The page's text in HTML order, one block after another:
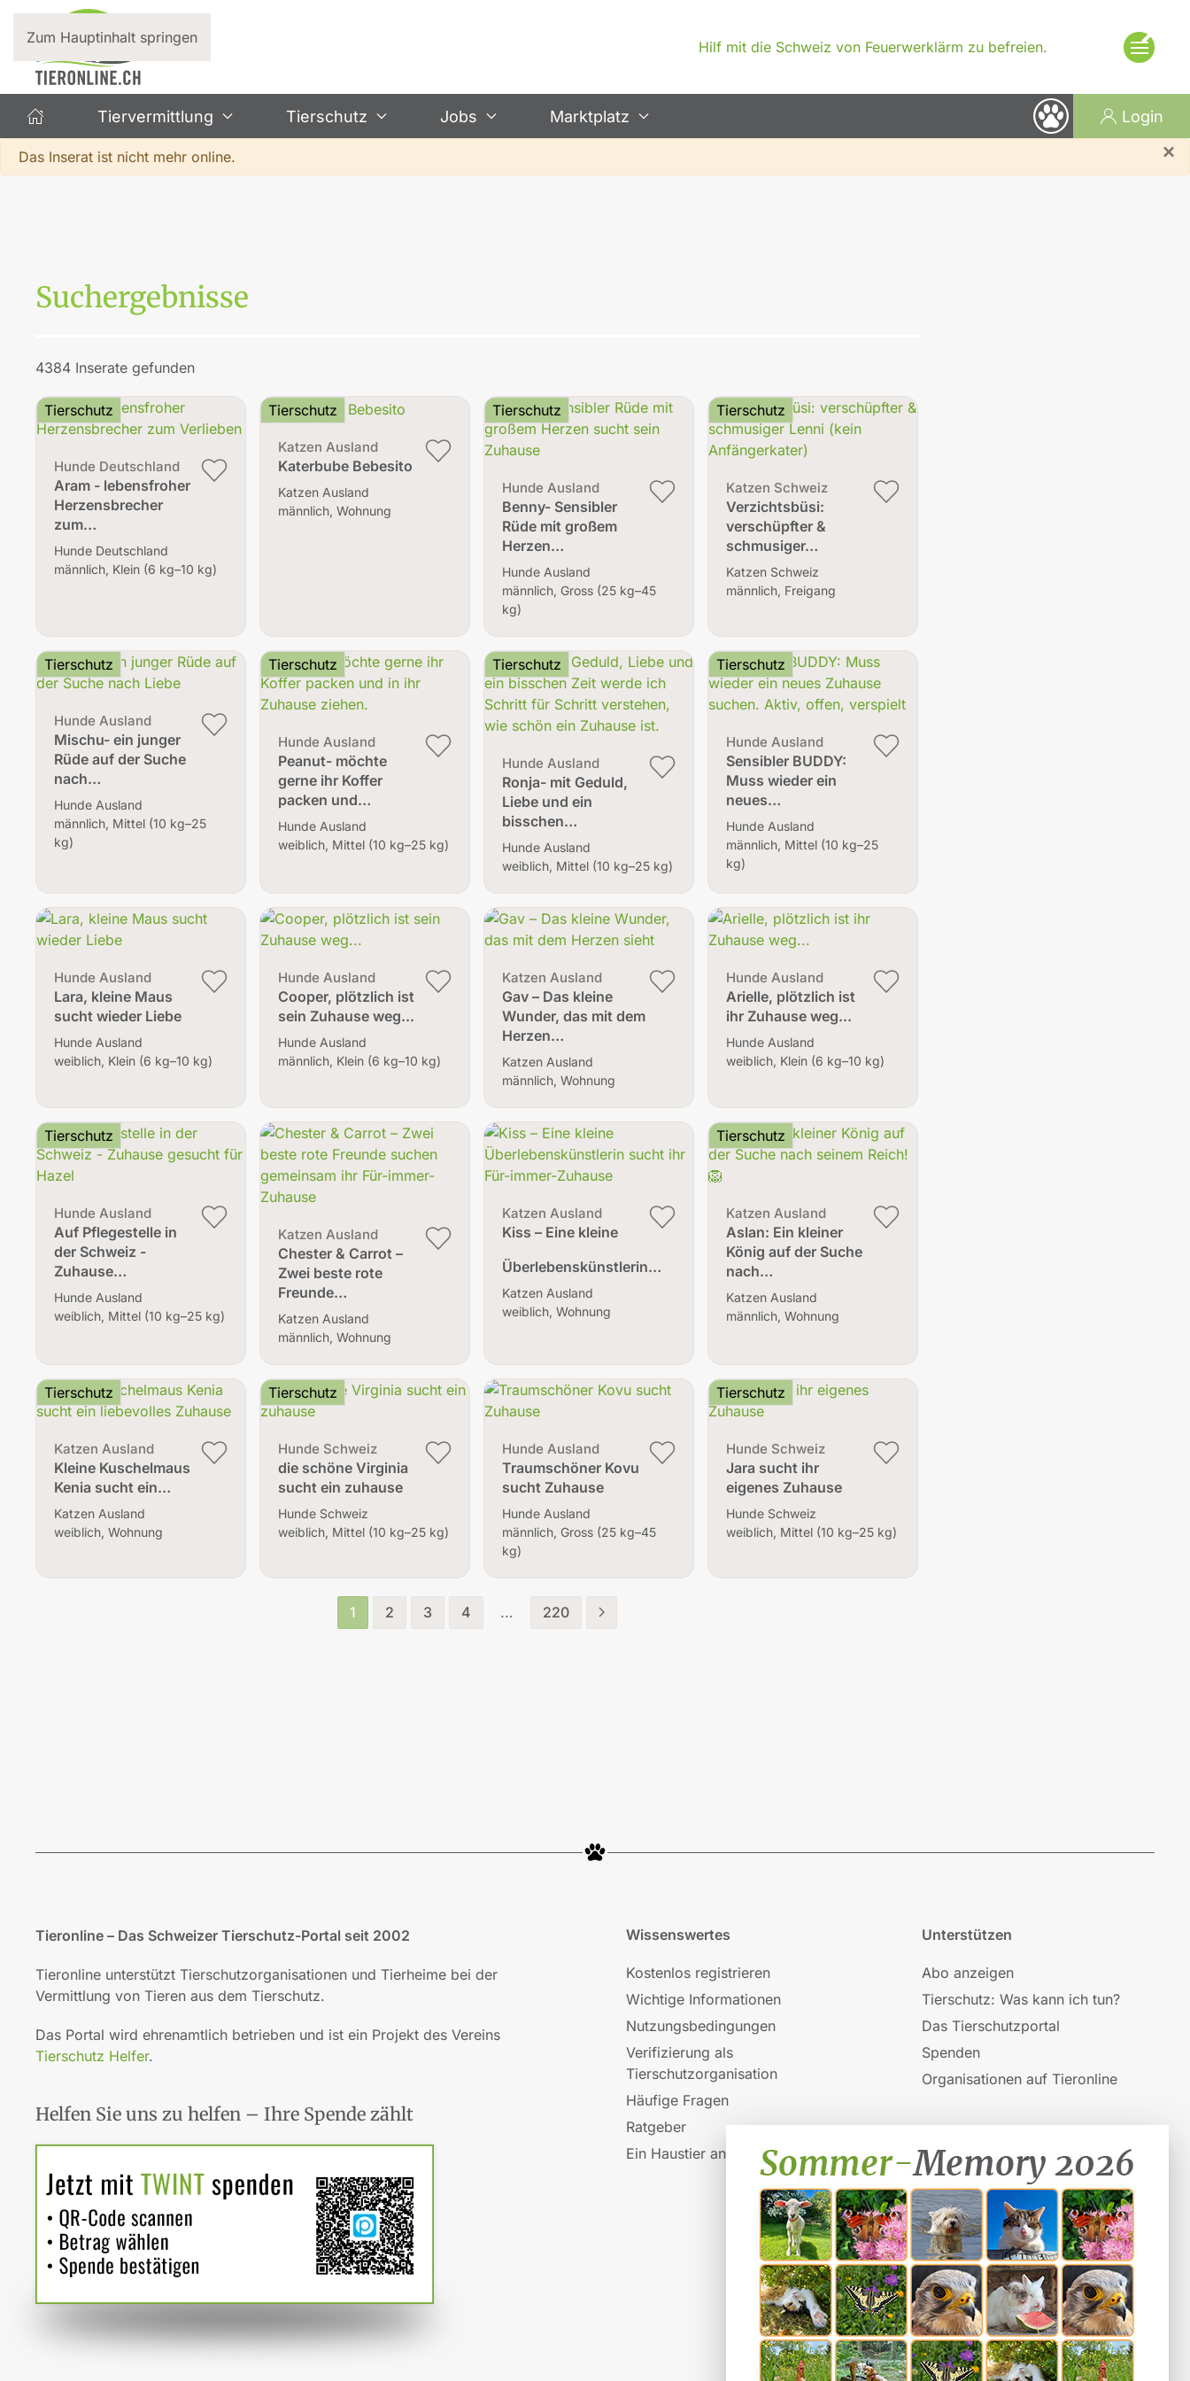
Zum Hauptinhalt springen
Hilf mit die Schweiz von Feuerwerklärm zu befreien.
Tiervermittlung Tierschutz Jobs Marktplatz Login
×
Warnung
Das Inserat ist nicht mehr online.
Suchergebnisse
4384 Inserate gefunden
Hunde Deutschland
Aram - lebensfroher
Herzensbrecher
zum…
Tierschutz
Hunde Deutschland
männlich, Klein (6 kg–10 kg)
Katzen Ausland
Katerbube Bebesito
Tierschutz
Katzen Ausland
männlich, Wohnung
Hunde Ausland
Benny- Sensibler
Rüde mit großem
Herzen…
Tierschutz
Hunde Ausland
männlich, Gross (25 kg–45
kg)
Katzen Schweiz
Verzichtsbüsi:
verschüpfter &
schmusiger…
Tierschutz
Katzen Schweiz
männlich, Freigang
Hunde Ausland
Mischu- ein junger
Rüde auf der Suche
nach…
Tierschutz
Hunde Ausland
männlich, Mittel (10 kg–25
kg)
Hunde Ausland
Peanut- möchte
gerne ihr Koffer
packen und…
Tierschutz
Hunde Ausland
weiblich, Mittel (10 kg–25 kg)
Hunde Ausland
Ronja- mit Geduld,
Liebe und ein
bisschen…
Tierschutz
Hunde Ausland
weiblich, Mittel (10 kg–25 kg)
Hunde Ausland
Sensibler BUDDY:
Muss wieder ein
neues…
Tierschutz
Hunde Ausland
männlich, Mittel (10 kg–25
kg)
Hunde Ausland
Lara, kleine Maus
sucht wieder Liebe
Hunde Ausland
weiblich, Klein (6 kg–10 kg)
Hunde Ausland
Cooper, plötzlich ist
sein Zuhause weg...
Hunde Ausland
männlich, Klein (6 kg–10 kg)
Katzen Ausland
Gav – Das kleine
Wunder, das mit dem
Herzen…
Katzen Ausland
männlich, Wohnung
Hunde Ausland
Arielle, plötzlich ist
ihr Zuhause weg...
Hunde Ausland
weiblich, Klein (6 kg–10 kg)
Hunde Ausland
Auf Pflegestelle in
der Schweiz -
Zuhause…
Tierschutz
Hunde Ausland
weiblich, Mittel (10 kg–25 kg)
Katzen Ausland
Chester & Carrot –
Zwei beste rote
Freunde…
Katzen Ausland
männlich, Wohnung
Katzen Ausland
Kiss – Eine kleine
Überlebenskünstlerin…
Katzen Ausland
weiblich, Wohnung
Katzen Ausland
Aslan: Ein kleiner
König auf der Suche
nach…
Tierschutz
Katzen Ausland
männlich, Wohnung
Katzen Ausland
Kleine Kuschelmaus
Kenia sucht ein…
Tierschutz
Katzen Ausland
weiblich, Wohnung
Hunde Schweiz
die schöne Virginia
sucht ein zuhause
Tierschutz
Hunde Schweiz
weiblich, Mittel (10 kg–25 kg)
Hunde Ausland
Traumschöner Kovu
sucht Zuhause
Hunde Ausland
männlich, Gross (25 kg–45
kg)
Hunde Schweiz
Jara sucht ihr
eigenes Zuhause
Tierschutz
Hunde Schweiz
weiblich, Mittel (10 kg–25 kg)
1 2 3 4 … 220
Tieronline – Das Schweizer Tierschutz-Portal seit 2002
Tieronline unterstützt Tierschutzorganisationen und Tierheime bei der
Vermittlung von Tieren aus dem Tierschutz.
Das Portal wird ehrenamtlich betrieben und ist ein Projekt des Vereins
Tierschutz Helfer.
Helfen Sie uns zu helfen – Ihre Spende zählt
Wissenswertes
Kostenlos registrieren
Wichtige Informationen
Nutzungsbedingungen
Verifizierung als
Tierschutzorganisation
Häufige Fragen
Ratgeber
Ein Haustier anschaffen
Unterstützen
Abo anzeigen
Tierschutz: Was kann ich tun?
Das Tierschutzportal
Spenden
Organisationen auf Tieronline
×